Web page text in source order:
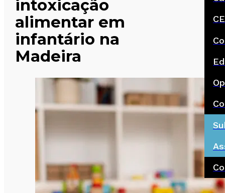
intoxicação
alimentar em
infantário na
Madeira